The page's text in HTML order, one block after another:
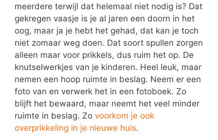
meerdere terwijl dat helemaal niet nodig is? Dat
gekregen vaasje is je al jaren een doorn in het
oog, maar ja je hebt het gehad, dat kan je toch
niet zomaar weg doen. Dat soort spullen zorgen
alleen maar voor prikkels, dus ruim het op. De
knutselwerkjes van je kinderen. Heel leuk, maar
nemen een hoop ruimte in beslag. Neem er een
foto van en verwerk het in een fotoboek. Zo
blijft het bewaard, maar neemt het veel minder
ruimte in beslag. Zo voorkom je ook
overprikkeling in je nieuwe huis.